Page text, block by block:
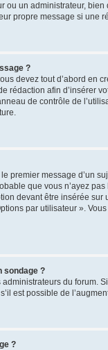
ou un administrateur,
propre message si une
?
devez tout d’abord en
rédaction afin d’insérer
de contrôle de
premier message d’un
que vous n’ayez
devant être insérée
par utilisateur ».
sondage ?
du
est possible de
?